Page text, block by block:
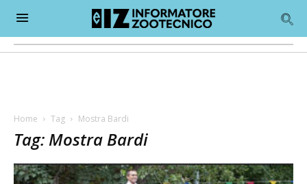
Home Tag Mostra Bardi
Tag: Mostra Bardi